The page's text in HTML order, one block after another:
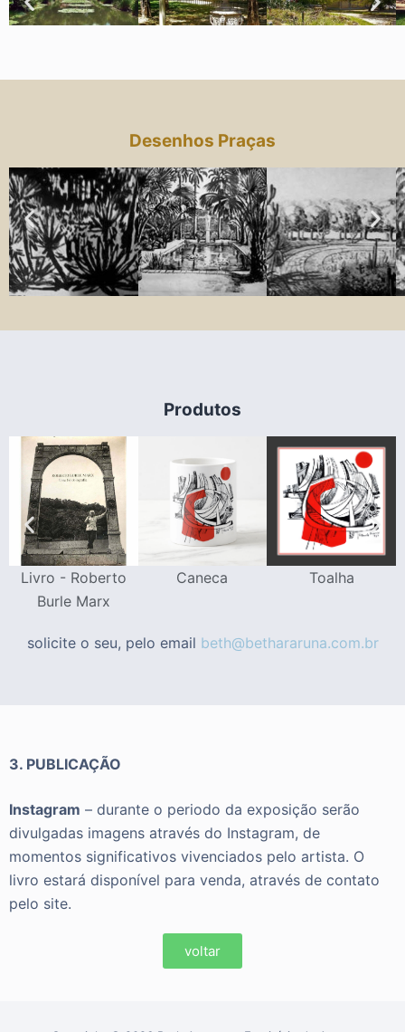
Desenhos Praças
Produtos
Livro - Roberto
Burle Marx
Caneca Toalha
solicite o seu, pelo email beth@bethararuna.com.br
3. PUBLICAÇÃO
Instagram – durante o periodo da exposição serão
divulgadas imagens através do Instagram, de
momentos significativos vivenciados pelo artista. O
livro estará disponível para venda, através de contato
pelo site.
voltar